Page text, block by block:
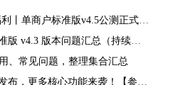
单商户标准版v4.5公测正式开启！
v4.3 版本问题汇总（持续更新中）
、常见问题，整理集合汇总
心功能来袭！【参与话题互动领新年红包】